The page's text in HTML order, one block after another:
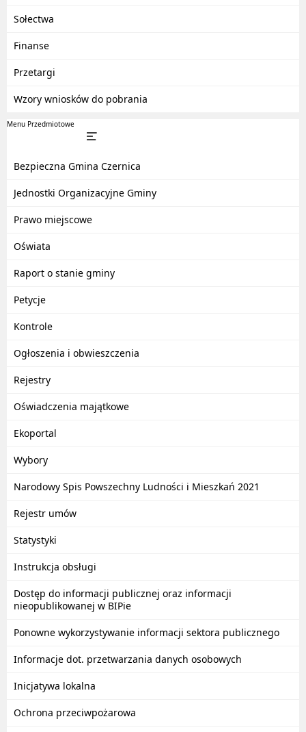
Sołectwa
Finanse
Przetargi
Wzory wniosków do pobrania
Menu Przedmiotowe
Bezpieczna Gmina Czernica
Jednostki Organizacyjne Gminy
Prawo miejscowe
Oświata
Raport o stanie gminy
Petycje
Kontrole
Ogłoszenia i obwieszczenia
Rejestry
Oświadczenia majątkowe
Ekoportal
Wybory
Narodowy Spis Powszechny Ludności i Mieszkań 2021
Rejestr umów
Statystyki
Instrukcja obsługi
Dostęp do informacji publicznej oraz informacji
nieopublikowanej w BIPie
Ponowne wykorzystywanie informacji sektora publicznego
Informacje dot. przetwarzania danych osobowych
Inicjatywa lokalna
Ochrona przeciwpożarowa